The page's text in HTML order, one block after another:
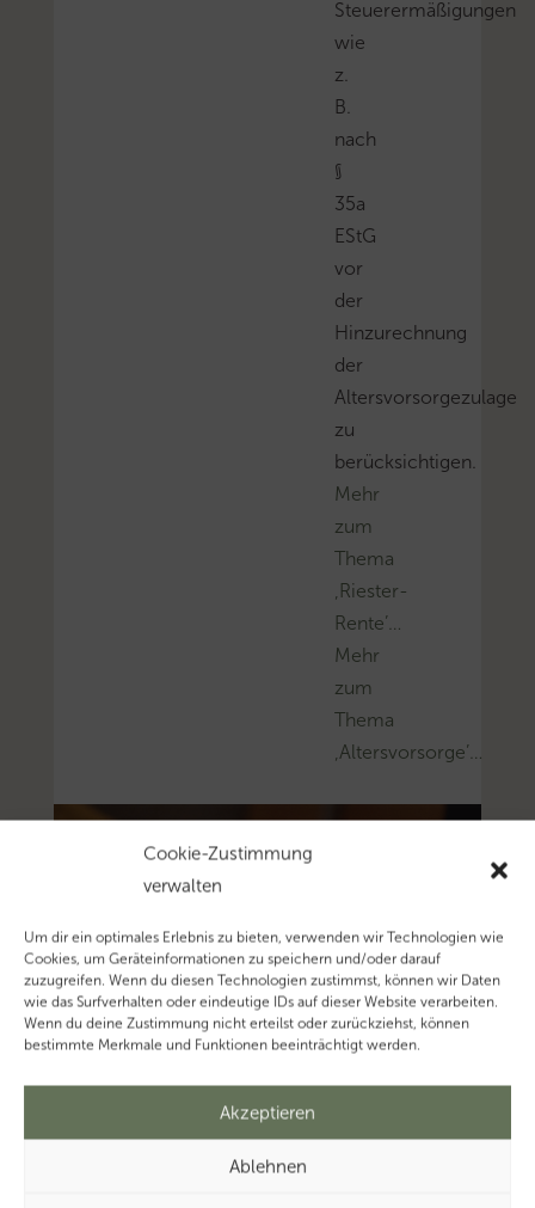
Cookie-Zustimmung
verwalten
Um dir ein optimales Erlebnis zu bieten, verwenden wir Technologien wie
Cookies, um Geräteinformationen zu speichern und/oder darauf
zuzugreifen. Wenn du diesen Technologien zustimmst, können wir Daten
wie das Surfverhalten oder eindeutige IDs auf dieser Website verarbeiten.
Wenn du deine Zustimmung nicht erteilst oder zurückziehst, können
bestimmte Merkmale und Funktionen beeinträchtigt werden.
Akzeptieren
Ablehnen
Steuerermäßigungen
wie
z.
B.
nach
§
35a
EStG
vor
der
Hinzurechnung
der
Altersvorsorgezulage
zu
berücksichtigen.
Mehr
zum
Thema
‚Riester-
Rente’…
Mehr
zum
Thema
‚Altersvorsorge’…